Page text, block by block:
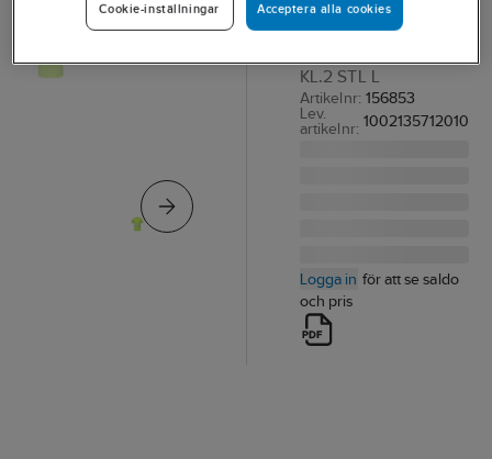
T-SHIRT TOPSWEDE
KL.2 STL L
Artikelnr: 156853
Lev.
artikelnr: 1002135712010
Logga in för att se saldo
och pris
Acceptera alla cookies
Cookie-inställningar